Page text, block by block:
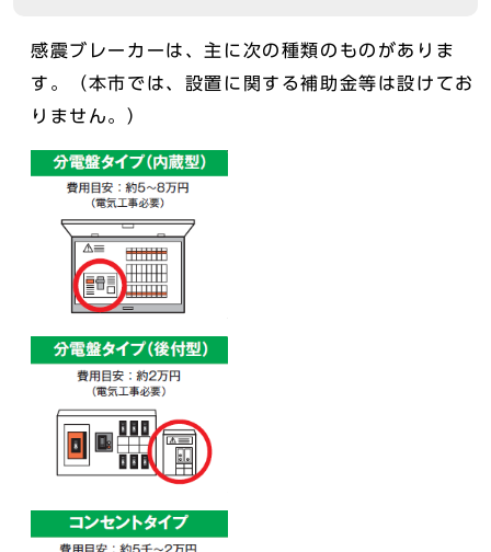
感震ブレーカーは、主に次の種類のものがありま
す。（本市では、設置に関する補助金等は設けてお
りません。）